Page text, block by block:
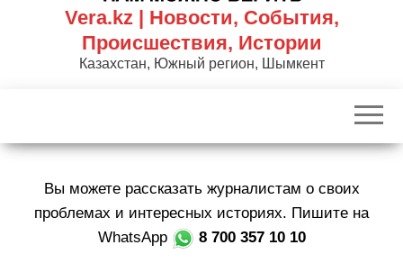
к
р
Vera.kz | Новости, События,
Происшествия, Истории
Казахстан, Южный регион, Шымкент
Вы можете рассказать журналистам о своих
проблемах и интересных историях. Пишите на
WhatsApp
8 700 357 10 10